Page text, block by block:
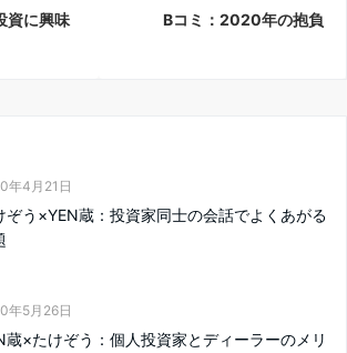
資に興味
Bコミ：2020年の抱負
年4月21日
ぞう×YEN蔵：投資家同士の会話でよくあがる
年5月26日
蔵×たけぞう：個人投資家とディーラーのメリ